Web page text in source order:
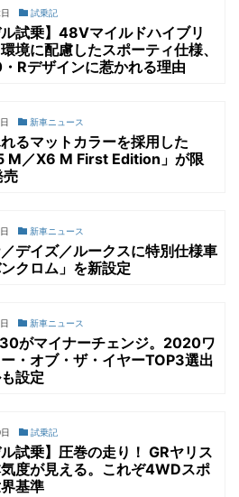
試乗記
ル試乗】48Vマイルドハイブリ
境に配慮したスポーティ仕様、
Rデザインに惹かれる理由
新車ニュース
るマットカラーを採用した
M／X6 M First Edition」が限
売
新車ニュース
デイズ／ルークスに特別仕様車
クロム」を新設定
新車ニュース
がマイナーチェンジ。2020ワ
・オブ・ザ・イヤーTOP3選出
設定
試乗記
ル試乗】圧巻の走り！ GRヤリス
度が見える。これぞ4WDスポ
基準